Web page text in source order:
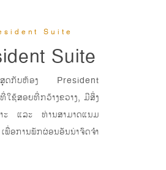
Suite
Suite
ທີ່ສຸດກັບຫ້ອງ President
ຊ້ສອຍທີ່ກວ້າງຂວາງ, ມີສິ່ງ
າະ ແລະ ທ່ານສາມາດແນມ
ອການພັກຜ່ອນອັນນ່າຈົດຈຳ